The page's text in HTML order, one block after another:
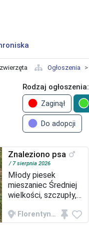
Ogłoszenia
Rodzaj ogłoszenia:
Zaginął
Do adopcji
Znaleziono psa
7 sierpnia 2026
Młody piesek
mieszaniec Średniej
wielkości, szczupły,
czarne z beżowymi
Florentynów